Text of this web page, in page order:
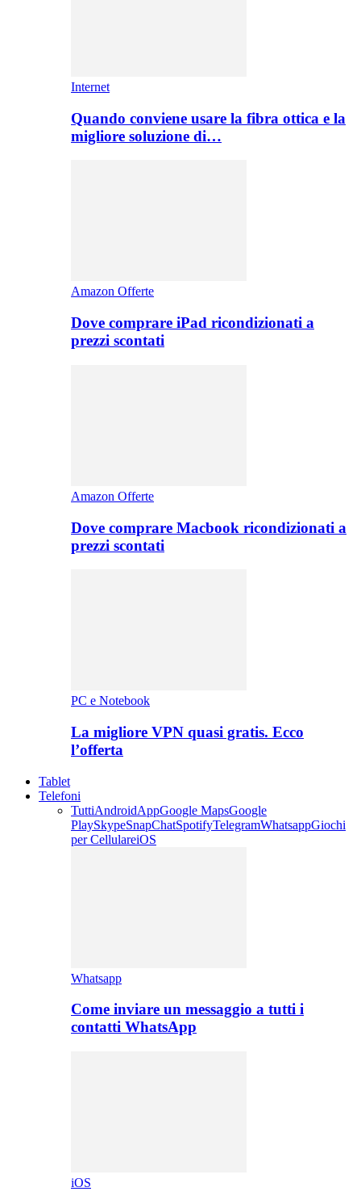
Internet
Quando conviene usare la fibra ottica e la
migliore soluzione di…
Amazon Offerte
Dove comprare iPad ricondizionati a
prezzi scontati
Amazon Offerte
Dove comprare Macbook ricondizionati a
prezzi scontati
PC e Notebook
La migliore VPN quasi gratis. Ecco
l’offerta
Tablet
Telefoni
TuttiAndroidAppGoogle MapsGoogle
PlaySkypeSnapChatSpotifyTelegramWhatsappGiochi
per CellulareiOS
Whatsapp
Come inviare un messaggio a tutti i
contatti WhatsApp
iOS